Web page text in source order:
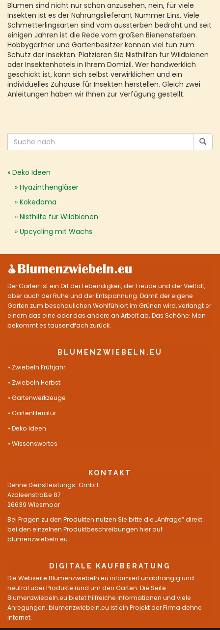
Blumen sind nicht nur schön anzusehen, nein, für viele
Insekten ist es der Nahrungslieferant Nummer Eins. Viele
Schmetterlingsarten sind vom aussterben bedroht und seit
einigen Jahren ist die Rede vom großen Bienensterben.
Hobbygärtner und Gartenbesitzer können viel tun zum
Schutz der Insekten. Platzieren Sie Nisthilfen für Wildbienen
oder Insektenhotels in Ihrem Domizil. Wer handwerklich
geschickt ist, kann sich selbst verwirklichen und ein
individuelles Zuhause für Insekten herstellen. Gleich zwei
Anleitungen haben wir Ihnen zur Verfügung gestellt.
Deko Ideen
Hyazinthengläser
Kokedama
Nisthilfe für Wildbienen
Upcycling mit Wachs
Der Garten ist ein Ort der Lebendigkeit, der Freude und der Vielfalt,
aber auch der Ruhe und der Entspannung. Damit der eigene
Garten zum beschaulichen Wohlfühlort im Grünen wird, verlangt er
einem das eine oder das andere an Arbeit ab. Das Schöne: Man
bekommt es tausendfach zurück.
BLUMENZWIEBELN.EU
Zwiebeln Frühjahr
Zwiebeln Herbst
Gartenwerkzeuge
Gartenliteratur
Deko Ideen
Wissenswertes
KONTAKT
Dehne Dienstleistungs-GmbH
Azaleenstraße 87
26639 Wiesmoor
Bei Fragen zu den Produkten nutzen Sie bitte die „Anfrage“ direkt
bei den einzelnen Produktbeschreibungen hier auf
blumenzwiebeln.eu.
DIGITALE KAUFBERATUNG
Die Webseite Blumenzwiebeln.eu informiert unabhängig und
neutral über Produkte rund um den Garten. Die Seite
Blumenzwiebeln.eu bietet hilfreiche Informationen und viele
Anregungen. blumenzwiebeln.eu ist ein Projekt der Firma dehne
internet.